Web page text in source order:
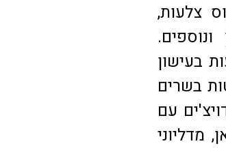
צלעות,
העיקריות בתפריט: סינטה 4 שעות בעישון
בשרים
עם
מדליוני